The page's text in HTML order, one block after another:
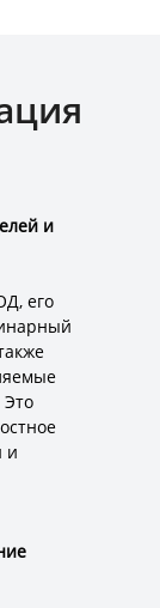
и
его
и